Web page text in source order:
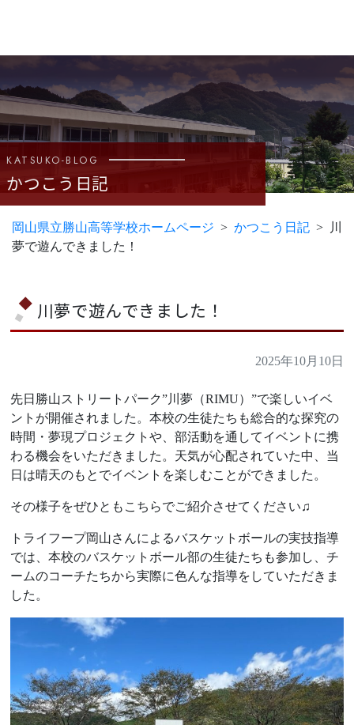
岡山県立勝山高等学校ホームページ かつこう日記
川
夢で遊んできました！
KATSUKO-BLOG
かつこう日記
川夢で遊んできました！
2025年10月10日
先日勝山ストリートパーク”川夢（RIMU）”で楽しいイベ
ントが開催されました。本校の生徒たちも総合的な探究の
時間・夢現プロジェクトや、部活動を通してイベントに携
わる機会をいただきました。天気が心配されていた中、当
日は晴天のもとでイベントを楽しむことができました。
その様子をぜひともこちらでご紹介させてください♫
トライフープ岡山さんによるバスケットボールの実技指導
では、本校のバスケットボール部の生徒たちも参加し、チ
ームのコーチたちから実際に色んな指導をしていただきま
した。